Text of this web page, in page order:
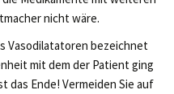
nicht wäre.
Vasodilatatoren bezeichnet
mit dem der Patient ging
das Ende! Vermeiden Sie auf